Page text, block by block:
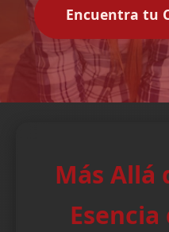
Encuentra tu
Más Allá